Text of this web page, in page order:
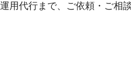
運用代行まで、ご依頼・ご相